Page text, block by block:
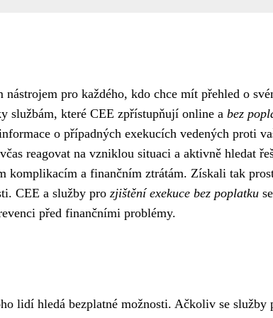
pro každého, kdo chce mít přehled o
službám, které CEE zpřístupňují online a bez
o případných exekucích vedených proti
reagovat na vzniklou situaci a aktivně hledat
komplikacím a finančním ztrátám. Získali tak
CEE a služby pro zjištění exekuce bez poplatku
před finančními problémy.
lidí hledá bezplatné možnosti. Ačkoliv se služby